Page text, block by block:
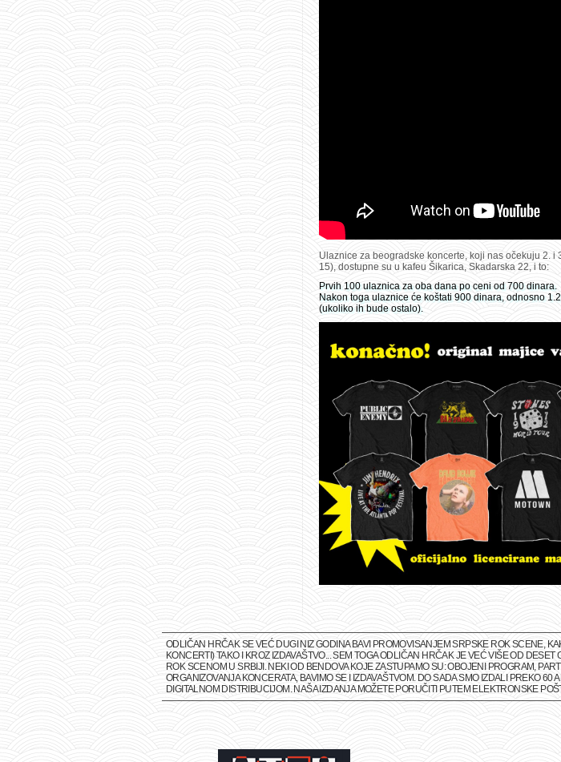
Ulaznice za beogradske koncerte, koji nas očekuju 2.
15), dostupne su u kafeu Šikarica, Skadarska 22, i to:
Prvih 100 ulaznica za oba dana po ceni od 700 dinara.
Nakon toga ulaznice će koštati 900 dinara, odnosno
(ukoliko ih bude ostalo).
ODLIČAN HRČAK SE VEĆ DUGI NIZ GODINA BAVI PROMOVISANJEM SRPSKE ROK SCENE,
KONCERTI) TAKO I KROZ IZDAVAŠTVO... SEM TOGA ODLIČAN HRČAK JE VEĆ VIŠE OD
ROK SCENOM U SRBIJI. NEKI OD BENDOVA KOJE ZASTUPAMO SU: OBOJENI PROGRAM,
ORGANIZOVANJA KONCERATA, BAVIMO SE I IZDAVAŠTVOM. DO SADA SMO IZDALI PREKO
DIGITALNOM DISTRIBUCIJOM. NAŠA IZDANJA MOŽETE PORUČITI PUTEM ELEKTRONSKE